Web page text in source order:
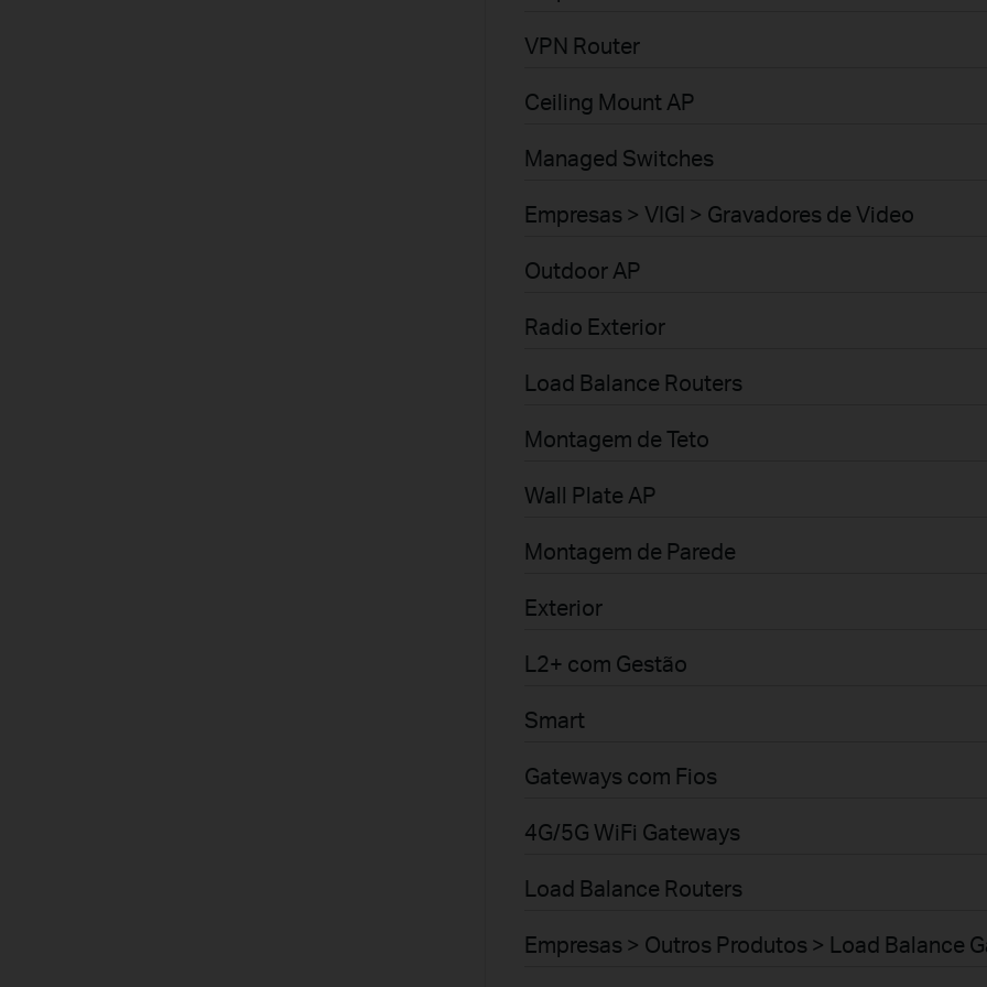
VPN Router
Ceiling Mount AP
Managed Switches
Empresas > VIGI > Gravadores de Video
Outdoor AP
Radio Exterior
Load Balance Routers
Montagem de Teto
Wall Plate AP
Montagem de Parede
Exterior
L2+ com Gestão
Smart
Gateways com Fios
4G/5G WiFi Gateways
Load Balance Routers
Empresas > Outros Produtos > Load Balance